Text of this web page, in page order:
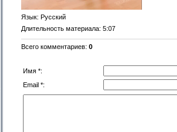
Язык: Русский
Длительность материала: 5:07
Всего комментариев: 0
Имя *:
Email *: